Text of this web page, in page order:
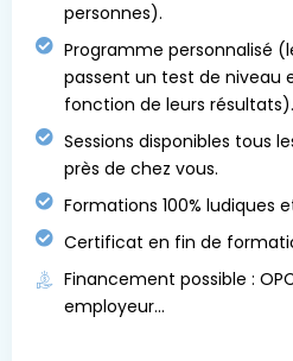
personnes).
Programme personnalisé
passent un test de niveau
fonction de leurs résultats).
Sessions disponibles tous
près de chez vous.
Formations 100% ludiques
Certificat en fin de
Financement possible :
employeur...